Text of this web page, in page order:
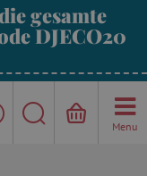
gesamte
DJECO20
Menu